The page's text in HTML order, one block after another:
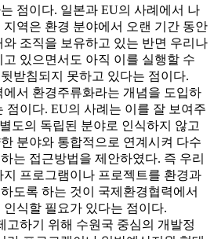
점이다. 일본과 EU의 사례에서 나
역은 환경 분야에서 오랜 기간 동안
조직을 보유하고 있는 반면 우리나
있으면서도 아직 이를 실행할 수
받침되지 못하고 있다는 점이다.
서 환경주류화라는 개념을 도입하
점이다. EU의 사례는 이를 잘 보여주
도의 독립된 분야로 인식하지 않고
분야와 통합적으로 연계시켜 다수
는 접근방법을 제안하였다. 즉 우리
프로그램이나 프로젝트를 환경과
도록 하는 것이 국제환경협력에서
식할 필요가 있다는 점이다.
고하기 위해 수원국 중심의 개발정